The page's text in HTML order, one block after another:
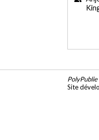
PolyPublie
Site